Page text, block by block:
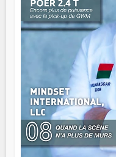
même sens.